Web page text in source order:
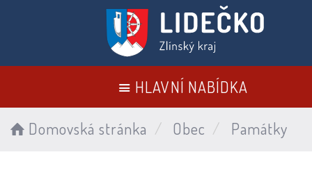
HLAVNÍ NABÍDKA
Domovská stránka Obec Památky